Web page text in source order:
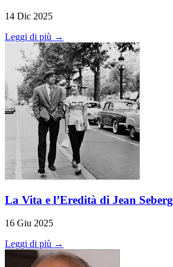
14 Dic 2025
Leggi di più →
La Vita e l’Eredità di Jean Seberg
16 Giu 2025
Leggi di più →